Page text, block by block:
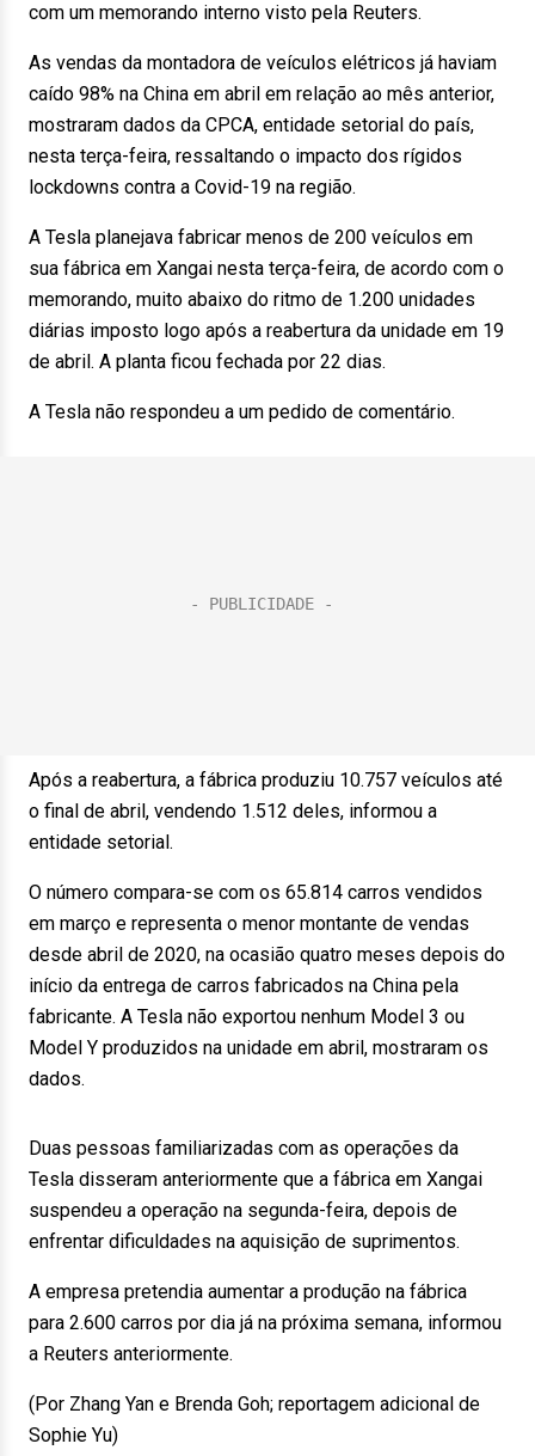
com um memorando interno visto pela Reuters.
As vendas da montadora de veículos elétricos já haviam
caído 98% na China em abril em relação ao mês anterior,
mostraram dados da CPCA, entidade setorial do país,
nesta terça-feira, ressaltando o impacto dos rígidos
lockdowns contra a Covid-19 na região.
A Tesla planejava fabricar menos de 200 veículos em
sua fábrica em Xangai nesta terça-feira, de acordo com o
memorando, muito abaixo do ritmo de 1.200 unidades
diárias imposto logo após a reabertura da unidade em 19
de abril. A planta ficou fechada por 22 dias.
A Tesla não respondeu a um pedido de comentário.
Após a reabertura, a fábrica produziu 10.757 veículos até
o final de abril, vendendo 1.512 deles, informou a
entidade setorial.
O número compara-se com os 65.814 carros vendidos
em março e representa o menor montante de vendas
desde abril de 2020, na ocasião quatro meses depois do
início da entrega de carros fabricados na China pela
fabricante. A Tesla não exportou nenhum Model 3 ou
Model Y produzidos na unidade em abril, mostraram os
dados.
Duas pessoas familiarizadas com as operações da
Tesla disseram anteriormente que a fábrica em Xangai
suspendeu a operação na segunda-feira, depois de
enfrentar dificuldades na aquisição de suprimentos.
A empresa pretendia aumentar a produção na fábrica
para 2.600 carros por dia já na próxima semana, informou
a Reuters anteriormente.
(Por Zhang Yan e Brenda Goh; reportagem adicional de
Sophie Yu)